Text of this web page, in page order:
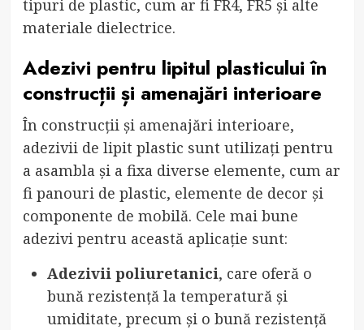
tipuri de plastic, cum ar fi FR4, FR5 și alte
materiale dielectrice.
Adezivi pentru lipitul plasticului în
construcții și amenajări interioare
În construcții și amenajări interioare,
adezivii de lipit plastic sunt utilizați pentru
a asambla și a fixa diverse elemente, cum ar
fi panouri de plastic, elemente de decor și
componente de mobilă. Cele mai bune
adezivi pentru această aplicație sunt:
Adezivii poliuretanici, care oferă o
bună rezistență la temperatură și
umiditate, precum și o bună rezistență